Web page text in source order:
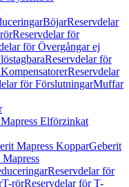
BöjarReservdelar
Reservdelar för
för Övergångar ej
Reservdelar för
KompensatorerReservdelar
för FörslutningarMuffar
Elförzinkat
Mapress KopparGeberit
Reservdelar för
T-rörReservdelar för T-